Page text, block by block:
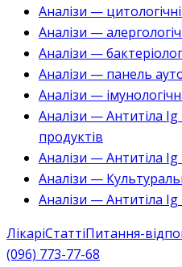
Аналізи —
Аналізи —
Аналізи —
Аналізи — панель
Аналізи —
Аналізи — Антитіла Ig
продуктів
Аналізи — Антитіла
Аналізи —
Аналізи — Антитіла Ig
ЛікаріСтаттіПитання-
(096) 773-77-68